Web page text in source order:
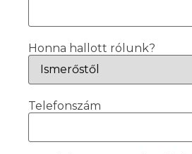
Honna hallott rólunk?
Telefonszám